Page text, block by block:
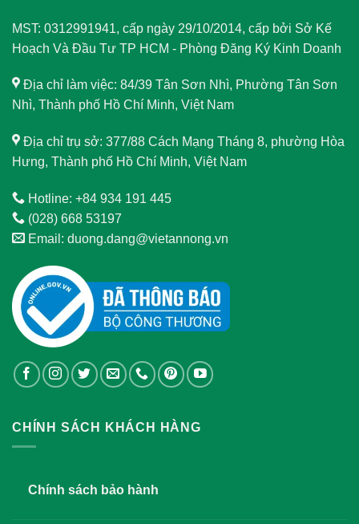
MST: 0312991941, cấp ngày 29/10/2014, cấp bởi Sở Kế
Hoạch Và Đầu Tư TP HCM - Phòng Đăng Ký Kinh Doanh
Địa chỉ làm việc: 84/39 Tân Sơn Nhì, Phường Tân Sơn
Nhì, Thành phố Hồ Chí Minh, Việt Nam
Địa chỉ trụ sở: 377/88 Cách Mạng Tháng 8, phường Hòa
Hưng, Thành phố Hồ Chí Minh, Việt Nam
Hotline: +84 934 191 445
(028) 668 53197
Email: duong.dang@vietannong.vn
CHÍNH SÁCH KHÁCH HÀNG
Chính sách bảo hành